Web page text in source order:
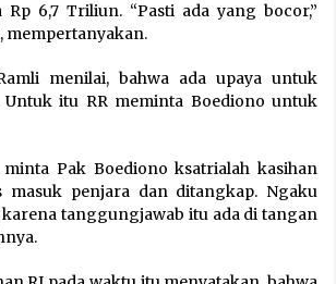
6,7 Triliun. “Pasti ada yang bocor,”
mempertanyakan.
menilai, bahwa ada upaya untuk
Untuk itu RR meminta Boediono untuk
minta Pak Boediono ksatrialah kasihan
masuk penjara dan ditangkap. Ngaku
karena tanggungjawab itu ada di tangan